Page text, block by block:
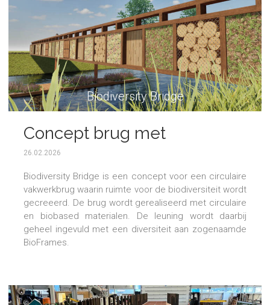
Biodiversity Bridge
Concept brug met
biodiversiteit
26.02.2026
Biodiversity Bridge is een concept voor een circulaire
vakwerkbrug waarin ruimte voor de biodiversiteit wordt
gecreeerd. De brug wordt gerealiseerd met circulaire
en biobased materialen. De leuning wordt daarbij
geheel ingevuld met een diversiteit aan zogenaamde
BioFrames.